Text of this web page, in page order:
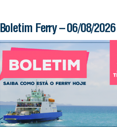
Boletim Ferry – 06/08/2026